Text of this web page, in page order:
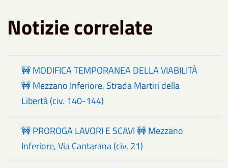
Notizie correlate
🚧 MODIFICA TEMPORANEA DELLA VIABILITÀ
🚧 Mezzano Inferiore, Strada Martiri della
Libertà (civ. 140-144)
🚧 PROROGA LAVORI E SCAVI 🚧 Mezzano
Inferiore, Via Cantarana (civ. 21)